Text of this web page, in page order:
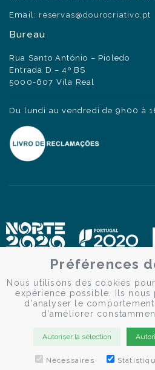
Email: reservas@dourocriativo.pt
Bureau
Rua Santo António – Pioledo
Entrada D – 4º BS
5000-607 Vila Real
Du lundi au vendredi de 9h00 à
Préférences
Nous utilisons des cookies
expérience possible. Ils nous
d'analyser le
d'améliorer
Autoriser la sélection
Nécessaires